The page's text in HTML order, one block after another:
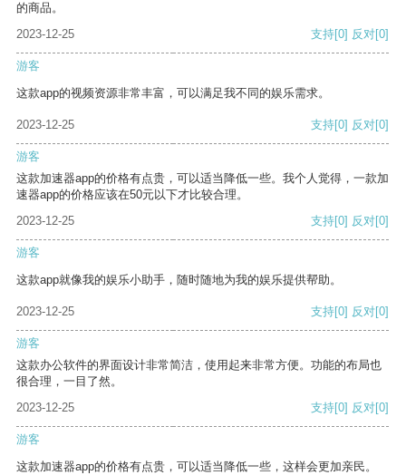
的商品。
2023-12-25
支持[0] 反对[0]
游客
这款app的视频资源非常丰富，可以满足我不同的娱乐需求。
2023-12-25 支持[0] 反对[0]
游客
这款加速器app的价格有点贵，可以适当降低一些。我个人觉得，一款加
速器app的价格应该在50元以下才比较合理。
2023-12-25
支持[0] 反对[0]
游客
这款app就像我的娱乐小助手，随时随地为我的娱乐提供帮助。
2023-12-25 支持[0] 反对[0]
游客
这款办公软件的界面设计非常简洁，使用起来非常方便。功能的布局也
很合理，一目了然。
2023-12-25
支持[0] 反对[0]
游客
这款加速器app的价格有点贵，可以适当降低一些，这样会更加亲民。